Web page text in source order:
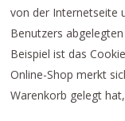
von der Internetseite
Benutzers
Beispiel ist das
Online-Shop merkt
Warenkorb gelegt